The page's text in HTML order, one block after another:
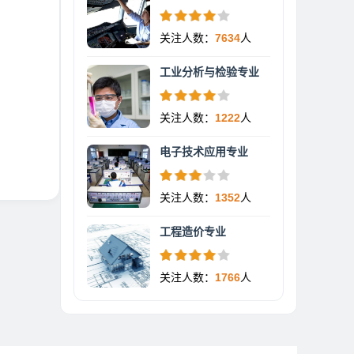
关注人数： 7634人
工业分析与检验专业
关注人数： 1222人
电子技术应用专业
关注人数： 1352人
工程造价专业
关注人数： 1766人